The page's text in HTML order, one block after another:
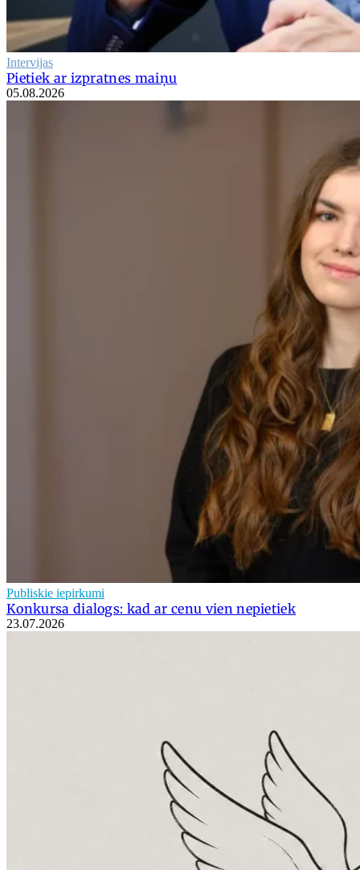
Intervijas
Pietiek ar izpratnes maiņu
05.08.2026
Publiskie iepirkumi
Konkursa dialogs: kad ar cenu vien nepietiek
23.07.2026